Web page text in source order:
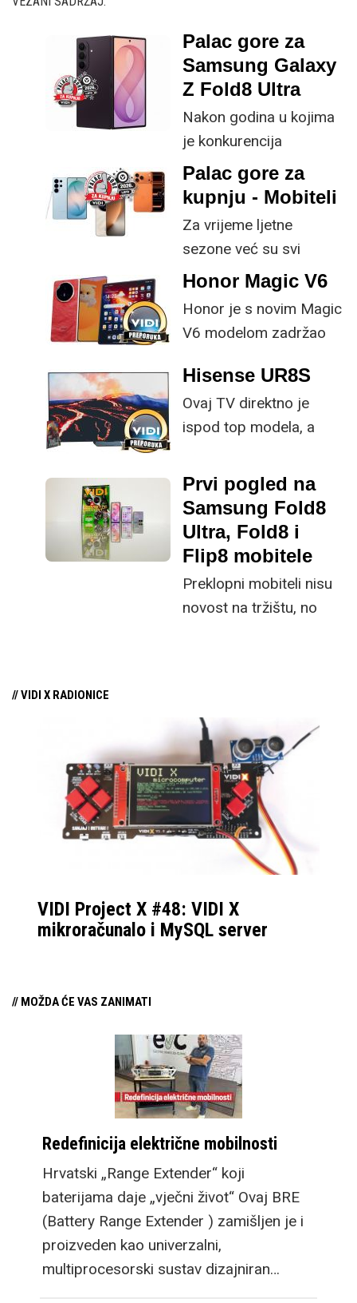
Palac gore za
Samsung Galaxy
Z Fold8 Ultra
Nakon godina u kojima
je konkurencija
neprestano kucala na
vrata s tanjim profilima i
većim baterijama,
Samsung je s osmom
generacijom preklopnih
uređaja odlučio
poboljšati ključne
specifikacije.
Palac gore za
kupnju - Mobiteli
Za vrijeme ljetne
sezone već su svi
mobiteli aktualne
generacije na tržištu te
je više-manje samo
preferencija što želite
Honor Magic V6
Honor je s novim Magic
V6 modelom zadržao
specifikacije, no
istovremeno
implementirao
ključne svakom
korisniku.
Hisense UR8S
Ovaj TV direktno je
ispod top modela, a
male ustupke možete
osjetno uštedjeti pri
kupnji.
Prvi pogled na
Samsung Fold8
Ultra, Fold8 i
Flip8 mobitele
Preklopni mobiteli nisu
novost na tržištu, no
više nije spremno toliko
eksperimentirati kao u
“starim danima”. No, sa
konzistentnim
ažuriranjima i podrškom
ovoj formi uređaja,
Samsung je postao
drugi prilagođavaju, sa
najboljom softverskom
Ove godine imamo
nešto novosti, promjene
koje bi mogle
zainteresirati
potencijalne kupce
preklopnog mobitela
koji se možda nisu
pronašli kod manjeg
Flip modela, a veći Fold
cilja na multitasking
// VIDI X RADIONICE
VIDI Project X #48: VIDI X
mikroračunalo i MySQL server
// MOŽDA ĆE VAS ZANIMATI
Redefinicija električne mobilnosti
Hrvatski „Range Extender“ koji
baterijama daje „vječni život“ Ovaj BRE
(Battery Range Extender ) zamišljen je i
proizveden kao univerzalni,
multiprocesorski sustav dizajniran…